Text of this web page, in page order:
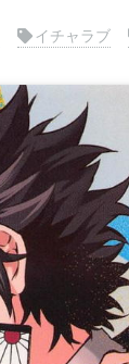
イチャラブ